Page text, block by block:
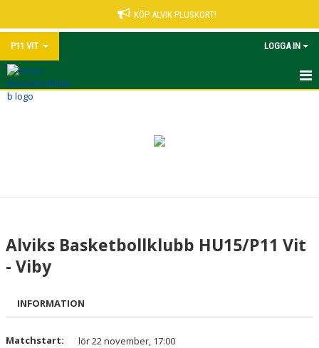
KÖP ALVIK PLUSKORT!
P11 VIT LOGGA IN
HEM
BILDGALLERI
KONTAKT
Alviks Basketbollklubb HU15/P11 Vit
- Viby
INFORMATION
Matchstart:
lör 22 november, 17:00